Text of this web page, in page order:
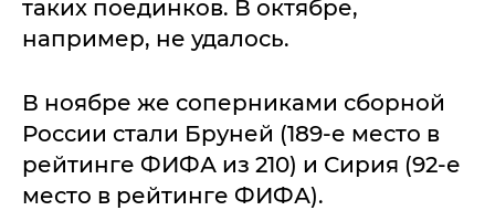
таких поединков. В октябре,
например, не удалось.
В ноябре же соперниками сборной
России стали Бруней (189-е место в
рейтинге ФИФА из 210) и Сирия (92-е
место в рейтинге ФИФА).